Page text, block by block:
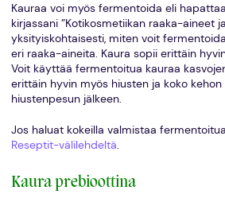
Kauraa voi myös fermentoida eli
kirjassani ”Kotikosmetiikan raaka-aineet
yksityiskohtaisesti, miten voit
eri raaka-aineita. Kaura sopii erittäin
Voit käyttää fermentoitua kauraa
erittäin hyvin myös hiusten ja koko
hiustenpesun jälkeen.
Jos haluat kokeilla valmistaa
Reseptit-välilehdeltä.
Kaura prebioottina